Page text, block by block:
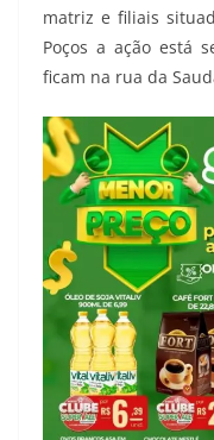
matriz e filiais
Poços a ação está
ficam na rua da